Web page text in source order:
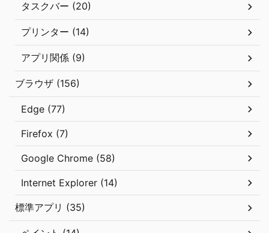
タスクバー (20)
プリンター (14)
アプリ関係 (9)
ブラウザ (156)
Edge (77)
Firefox (7)
Google Chrome (58)
Internet Explorer (14)
標準アプリ (35)